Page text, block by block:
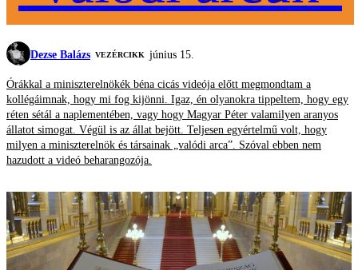
Dezse Balázs VEZÉRCIKK június 15.
Órákkal a miniszterelnökék béna cicás videója előtt megmondtam a
kollégáimnak, hogy mi fog kijönni. Igaz, én olyanokra tippeltem, hogy egy
réten sétál a naplementében, vagy hogy Magyar Péter valamilyen aranyos
állatot simogat. Végül is az állat bejött. Teljesen egyértelmű volt, hogy
milyen a miniszterelnök és társainak „valódi arca”. Szóval ebben nem
hazudott a videó beharangozója.